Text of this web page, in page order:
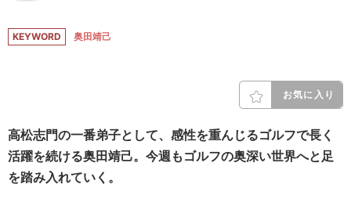
KEYWORD 奥田靖己
お気に入り
高松志門の一番弟子として、感性を重んじるゴルフで長く
活躍を続ける奥田靖己。今週もゴルフの奥深い世界へと足
を踏み入れていく。